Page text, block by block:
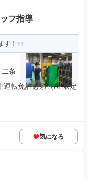
フ指導
す！
条
転免許必須（AT限定
気になる